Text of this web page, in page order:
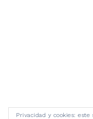
Privacidad y cookies: